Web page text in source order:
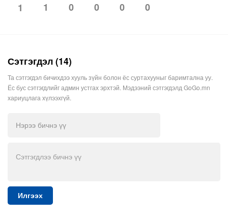
1 1 0 0 0 0
Сэтгэгдэл (14)
Та сэтгэгдэл бичихдээ хууль зүйн болон ёс суртахууныг баримтална уу.
Ёс бус сэтгэгдлийг админ устгах эрхтэй. Мэдээний сэтгэгдэлд GoGo.mn
хариуцлага хүлээхгүй.
Илгээх